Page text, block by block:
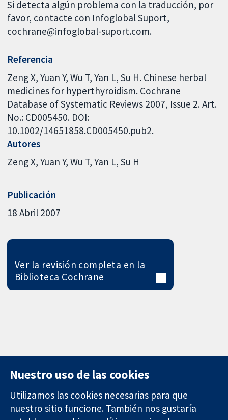
Si detecta algún problema con la traducción, por
favor, contacte con Infoglobal Suport,
cochrane@infoglobal-suport.com.
Referencia
Zeng X, Yuan Y, Wu T, Yan L, Su H. Chinese herbal
medicines for hyperthyroidism. Cochrane
Database of Systematic Reviews 2007, Issue 2. Art.
No.: CD005450. DOI:
10.1002/14651858.CD005450.pub2.
Autores
Zeng X Yuan Y Wu T Yan L Su H
Publicación
18 Abril 2007
Ver la revisión completa en la
Biblioteca Cochrane
11-13 Cavendish
Contacto
Nuestro uso de las cookies
Utilizamos las cookies necesarias para que
nuestro sitio funcione. También nos gustaría